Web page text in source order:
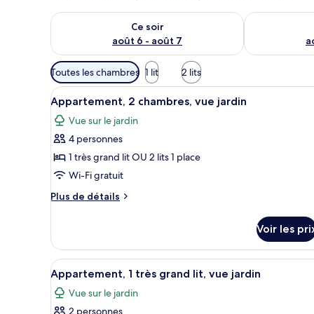
Ce soir
août 6 - août 7
Vérifier la disponibilité pour ce soir août 6 - août 7
Vérifier la
Filtres
disponibles
pour
les
chambres
Toutes les chambres 1 lit 2 lits
Afficher
toutes
les
photos
pour
ce
type
de
Appartement,
chambres,
vue
jardin
Une chambre d’hôtel
5
Appartement, 2 chambres, vue jardin
Vue sur le jardin
4 personnes
1 très grand lit OU 2 lits 1 place
Wi-Fi gratuit
Plus de détails
Plus
le
type
de
chambre
Appartement,
2
Voir les
Afficher
toutes
les
Une cuisine moderne avec
5
Appartement, 1 très grand lit, vue jardin
Vue sur le jardin
2 personnes